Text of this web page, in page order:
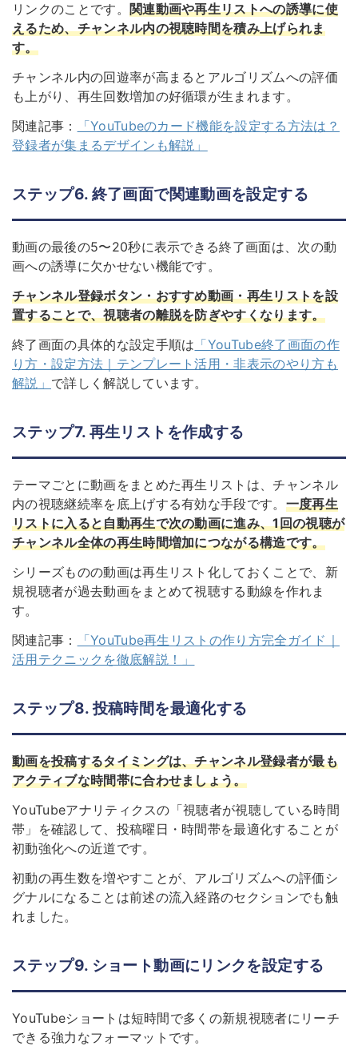
リンクのことです。 関連動画や再生リストへの誘導に使
えるため、チャンネル内の視聴時間を積み上げられま
す。
チャンネル内の回遊率が高まるとアルゴリズムへの評価
も上がり、再生回数増加の好循環が生まれます。
関連記事：
「YouTubeのカード機能を設定する方法は？
登録者が集まるデザインも解説」
ステップ6. 終了画面で関連動画を設定する
動画の最後の5〜20秒に表示できる終了画面は、次の動
画への誘導に欠かせない機能です。
チャンネル登録ボタン・おすすめ動画・再生リストを設
置することで、視聴者の離脱を防ぎやすくなります。
終了画面の具体的な設定手順は 「YouTube終了画面の作
り方・設定方法｜テンプレート活用・非表示のやり方も
解説」 で詳しく解説しています。
ステップ7. 再生リストを作成する
テーマごとに動画をまとめた再生リストは、チャンネル
内の視聴継続率を底上げする有効な手段です。 一度再生
リストに入ると自動再生で次の動画に進み、1回の視聴が
チャンネル全体の再生時間増加につながる構造です。
シリーズものの動画は再生リスト化しておくことで、新
規視聴者が過去動画をまとめて視聴する動線を作れま
す。
関連記事：
「YouTube再生リストの作り方完全ガイド｜
活用テクニックを徹底解説！」
ステップ8. 投稿時間を最適化する
動画を投稿するタイミングは、チャンネル登録者が最も
アクティブな時間帯に合わせましょう。
YouTubeアナリティクスの「視聴者が視聴している時間
帯」を確認して、投稿曜日・時間帯を最適化することが
初動強化への近道です。
初動の再生数を増やすことが、アルゴリズムへの評価シ
グナルになることは前述の流入経路のセクションでも触
れました。
ステップ9. ショート動画にリンクを設定する
YouTubeショートは短時間で多くの新規視聴者にリーチ
できる強力なフォーマットです。